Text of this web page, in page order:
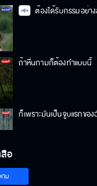
ต้องได้รับกรรมอย่า
ถ้าหื่นกามก็ต้องทำแบบนี้
ก็เพราะมันเป็นจูบแรกของ
ให้จูบนี้แทนคำขอบคุณ
อ
าม